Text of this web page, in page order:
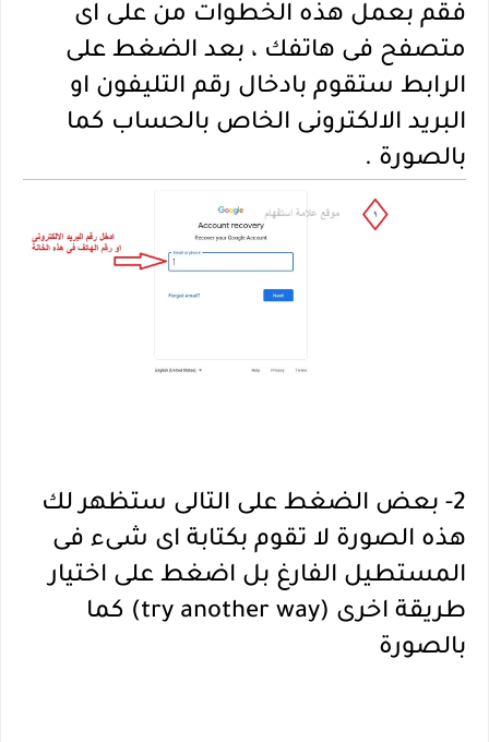
فقم بعمل هذه الخطوات من على اى
متصفح فى هاتفك ، بعد الضغط على
الرابط ستقوم بادخال رقم التليفون او
البريد الالكترونى الخاص بالحساب كما
بالصورة .
2- بعض الضغط على التالى ستظهر لك
هذه الصورة لا تقوم بكتابة اى شىء فى
المستطيل الفارغ بل اضغط على اختيار
طريقة اخرى (try another way) كما
بالصورة